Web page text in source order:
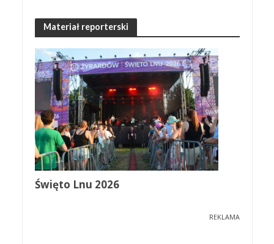
Materiał reporterski
Święto Lnu 2026
REKLAMA